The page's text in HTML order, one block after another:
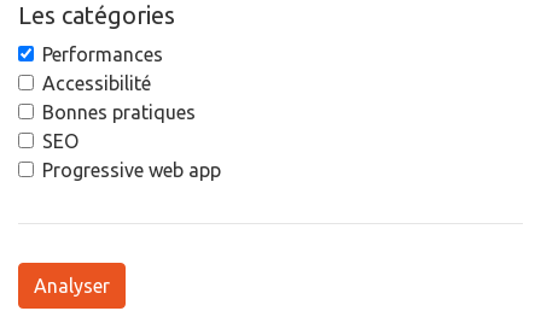
Les catégories
Performances
Accessibilité
Bonnes pratiques
SEO
Progressive web app
Analyser